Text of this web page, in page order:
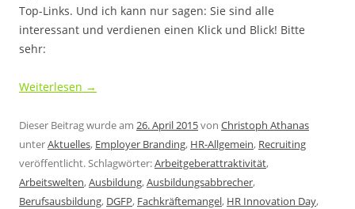
Top-Links. Und ich kann nur sagen: Sie sind alle
interessant und verdienen einen Klick und Blick! Bitte
sehr:
Weiterlesen →
Dieser Beitrag wurde am 26. April 2015von Christoph Athanas
unterAktuelles, Employer Branding, HR-Allgemein, Recruiting
veröffentlicht. Schlagwörter:Arbeitgeberattraktivität,
Arbeitswelten,Ausbildung,Ausbildungsabbrecher,
Berufsausbildung, DGFP, Fachkräftemangel, HR Innovation Day,